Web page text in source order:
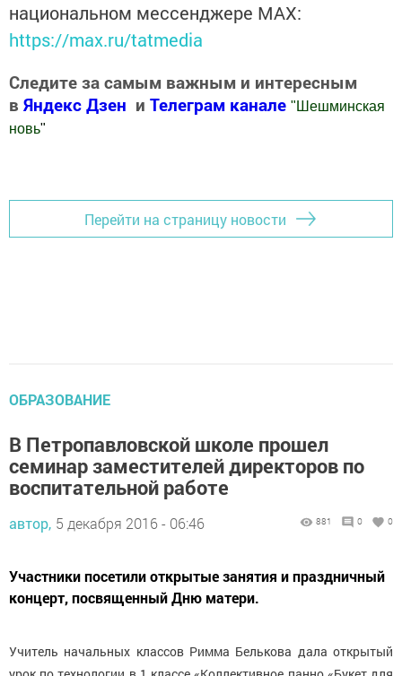
национальном мессенджере MАХ:
https://max.ru/tatmedia
Следите за самым важным и интересным
в Яндекс Дзен и Телеграм канале " Шешминская
новь"
Перейти на страницу новости
ОБРАЗОВАНИЕ
В Петропавловской школе прошел
семинар заместителей директоров по
воспитательной работе
автор, 5 декабря 2016 - 06:46 881 0 0
Участники посетили открытые занятия и праздничный
концерт, посвященный Дню матери.
Учитель начальных классов Римма Белькова дала открытый